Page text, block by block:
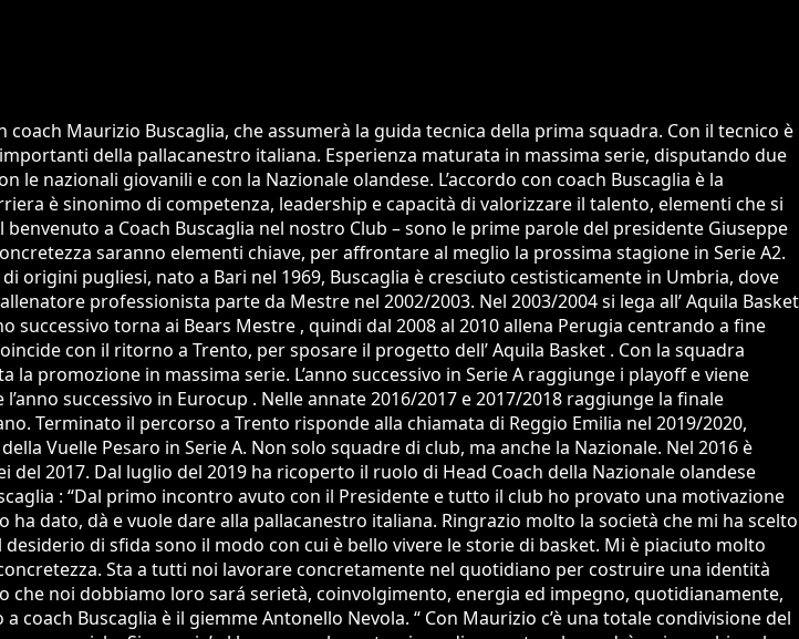
Maurizio Buscaglia, che assumerà la guida tecnica della prima squadra. Con il tecnico è
della pallacanestro italiana. Esperienza maturata in massima serie, disputando due
nazionali giovanili e con la Nazionale olandese. L’accordo con coach Buscaglia è la
è sinonimo di competenza, leadership e capacità di valorizzare il talento, elementi che si
a Coach Buscaglia nel nostro Club – sono le prime parole del presidente Giuseppe
saranno elementi chiave, per affrontare al meglio la prossima stagione in Serie A2.
origini pugliesi, nato a Bari nel 1969, Buscaglia è cresciuto cestisticamente in Umbria, dove
professionista parte da Mestre nel 2002/2003. Nel 2003/2004 si lega all’ Aquila Basket
successivo torna ai Bears Mestre , quindi dal 2008 al 2010 allena Perugia centrando a fine
con il ritorno a Trento, per sposare il progetto dell’ Aquila Basket . Con la squadra
promozione in massima serie. L’anno successivo in Serie A raggiunge i playoff e viene
successivo in Eurocup . Nelle annate 2016/2017 e 2017/2018 raggiunge la finale
Terminato il percorso a Trento risponde alla chiamata di Reggio Emilia nel 2019/2020,
Vuelle Pesaro in Serie A. Non solo squadre di club, ma anche la Nazionale. Nel 2016 è
2017. Dal luglio del 2019 ha ricoperto il ruolo di Head Coach della Nazionale olandese
: “Dal primo incontro avuto con il Presidente e tutto il club ho provato una motivazione
dato, dà e vuole dare alla pallacanestro italiana. Ringrazio molto la società che mi ha scelto
di sfida sono il modo con cui è bello vivere le storie di basket. Mi è piaciuto molto
Sta a tutti noi lavorare concretamente nel quotidiano per costruire una identità
che noi dobbiamo loro sará serietà, coinvolgimento, energia ed impegno, quotidianamente,
Buscaglia è il giemme Antonello Nevola. “ Con Maurizio c’è una totale condivisione del